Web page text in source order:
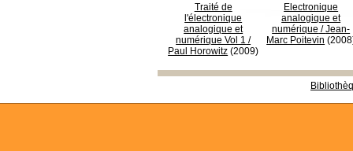
Traité de
l'électronique
analogique et
numérique Vol 1 /
Paul Horowitz (2009)
Electronique
analogique et
numérique /Jean-
Marc Poitevin